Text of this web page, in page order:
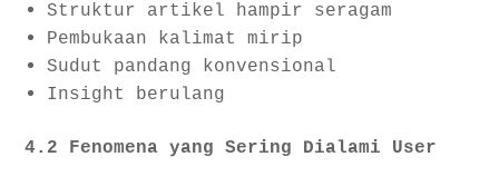
Struktur artikel hampir seragam
Pembukaan kalimat mirip
Sudut pandang konvensional
Insight berulang
4.2 Fenomena yang Sering Dialami User